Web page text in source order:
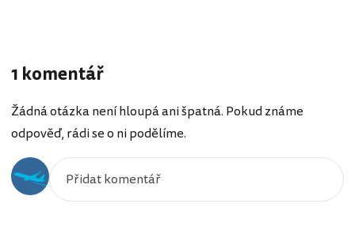
1 komentář
Žádná otázka není hloupá ani špatná. Pokud známe
odpověď, rádi se o ni podělíme.